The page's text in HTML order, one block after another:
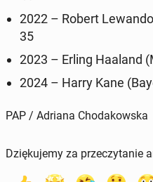
2022 – Robert
35
2023 – Erling Haaland
2024 – Harry Kane
PAP / Adriana Chodakowska
Dziękujemy za przeczytanie